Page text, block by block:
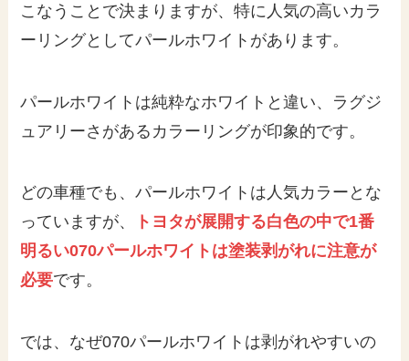
こなうことで決まりますが、特に人気の高いカラ
ーリングとしてパールホワイトがあります。
パールホワイトは純粋なホワイトと違い、ラグジ
ュアリーさがあるカラーリングが印象的です。
どの車種でも、パールホワイトは人気カラーとな
っていますが、
トヨタが展開する白色の中で1番
明るい070パールホワイトは塗装剥がれに注意が
必要です。
では、なぜ070パールホワイトは剥がれやすいの